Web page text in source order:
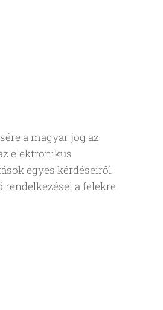
a magyar jog az
elektronikus
egyes kérdéseiről
a felekre